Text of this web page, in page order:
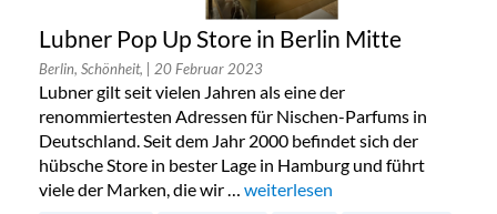
Lubner Pop Up Store in Berlin Mitte
Berlin, Schönheit, | 20 Februar 2023
Lubner gilt seit vielen Jahren als eine der
renommiertesten Adressen für Nischen-Parfums in
Deutschland. Seit dem Jahr 2000 befindet sich der
hübsche Store in bester Lage in Hamburg und führt
viele der Marken, die wir … „Lubner Pop Up Store in Berlin
weiterlesen